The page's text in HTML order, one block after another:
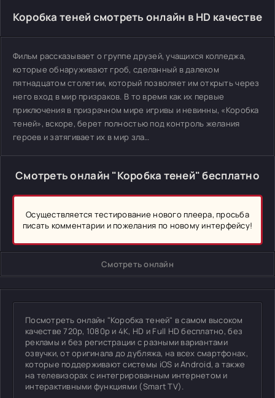
Коробка теней смотреть онлайн в HD качестве
Фильм рассказывает о группе друзей, учащихся колледжа,
которые обнаруживают гроб, сделанный в далеком
пятнадцатом столетии, который позволяет им открыть через
него вход в мир призраков. В то время как их первые
приключения в призрачном мире игривы и невинны, «Коробка
теней», вскоре, берет полностью под контроль желания
героев и затягивает их в мир зла…
Смотреть онлайн "Коробка теней" бесплатно
Осуществляется тестирование нового плеера, просьба
писать комментарии и пожелания по новому интерфейсу!
Смотреть онлайн
Посмотреть онлайн "Коробка теней" в самом высоком
качестве 720p, 1080p и 4K, HD и Full HD бесплатно, без
рекламы и без регистрации с разными вариантами
озвучки, от оригинала до дубляжа, на всех смартфонах,
которые поддерживают системы iOS и Android, а также
на телевизорах с интегрированным интернетом и
интерактивными функциями (Smart TV).